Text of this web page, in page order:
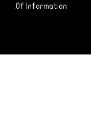
Of Information.